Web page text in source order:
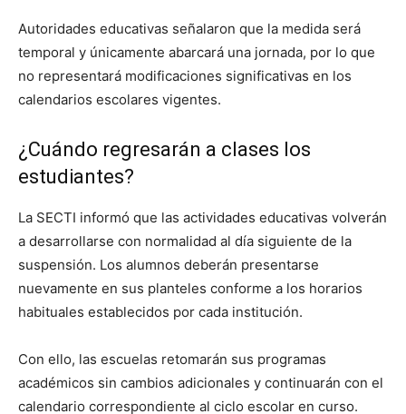
Autoridades educativas señalaron que la medida será
temporal y únicamente abarcará una jornada, por lo que
no representará modificaciones significativas en los
calendarios escolares vigentes.
¿Cuándo regresarán a clases los
estudiantes?
La SECTI informó que las actividades educativas volverán
a desarrollarse con normalidad al día siguiente de la
suspensión. Los alumnos deberán presentarse
nuevamente en sus planteles conforme a los horarios
habituales establecidos por cada institución.
Con ello, las escuelas retomarán sus programas
académicos sin cambios adicionales y continuarán con el
calendario correspondiente al ciclo escolar en curso.